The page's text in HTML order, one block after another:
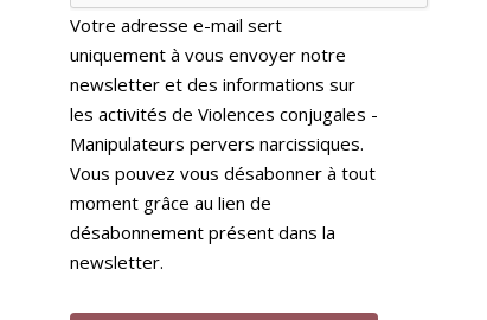
Votre adresse e-mail sert
uniquement à vous envoyer notre
newsletter et des informations sur
les activités de Violences conjugales -
Manipulateurs pervers narcissiques.
Vous pouvez vous désabonner à tout
moment grâce au lien de
désabonnement présent dans la
newsletter.